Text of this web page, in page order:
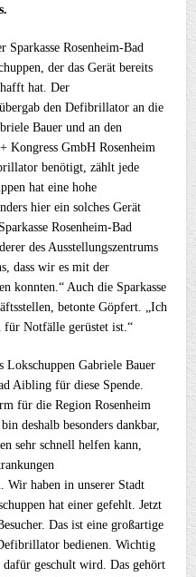
Sparkasse Rosenheim-Bad
der das Gerät bereits
hat. Der
den Defibrillator an die
Bauer und an den
Kongress GmbH Rosenheim
benötigt, zählt jede
hat eine hohe
hier ein solches Gerät
Rosenheim-Bad
des Ausstellungszentrums
dass wir es mit der
konnten.“ Auch die Sparkasse
betonte Göpfert. „Ich
für Notfälle gerüstet ist.“
Lokschuppen Gabriele Bauer
Aibling für diese Spende.
für die Region Rosenheim
deshalb besonders dankbar,
sehr schnell helfen kann,
Wir haben in unserer Stadt
hat einer gefehlt. Jetzt
Das ist eine großartige
bedienen. Wichtig
dafür geschult wird. Das gehört